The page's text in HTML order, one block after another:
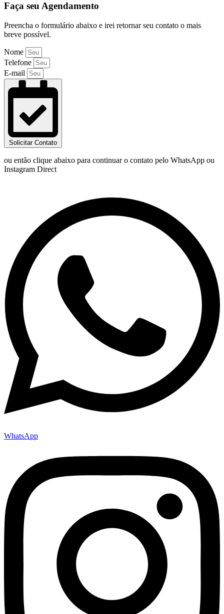
Faça seu Agendamento
Preencha o formulário abaixo e irei retornar seu contato o mais
breve possível.
Nome
Telefone
E-mail
Solicitar Contato
ou então clique abaixo para continuar o contato pelo WhatsApp ou
Instagram Direct
WhatsApp